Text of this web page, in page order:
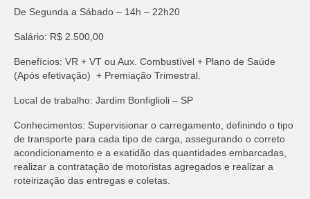
De Segunda a Sábado – 14h – 22h20
Salário: R$ 2.500,00
Benefícios: VR + VT ou Aux. Combustível + Plano de Saúde
(Após efetivação) + Premiação Trimestral.
Local de trabalho: Jardim Bonfiglioli – SP
Conhecimentos: Supervisionar o carregamento, definindo o tipo
de transporte para cada tipo de carga, assegurando o correto
acondicionamento e a exatidão das quantidades embarcadas,
realizar a contratação de motoristas agregados e realizar a
roteirização das entregas e coletas.